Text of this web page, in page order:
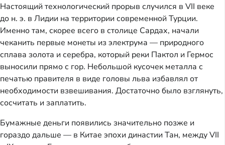
Настоящий технологический прорыв случился в VII веке
до н. э. в Лидии на территории современной Турции.
Именно там, скорее всего в столице Сардах, начали
чеканить первые монеты из электрума — природного
сплава золота и серебра, который реки Пактол и Гермос
выносили прямо с гор. Небольшой кусочек металла с
печатью правителя в виде головы льва избавлял от
необходимости взвешивания. Достаточно было взглянуть,
сосчитать и заплатить.
Бумажные деньги появились значительно позже и
гораздо дальше — в Китае эпохи династии Тан, между VII